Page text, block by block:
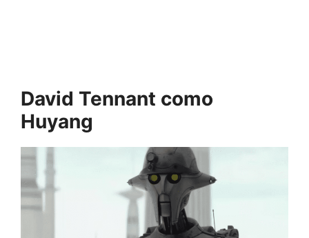
David Tennant como
Huyang